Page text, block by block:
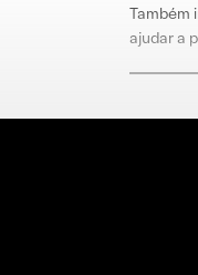
Também
ajudar a